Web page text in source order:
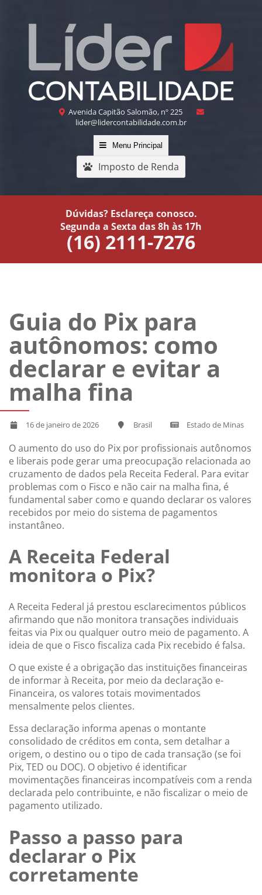
Avenida Capitão Salomão, nº 225
lider@lidercontabilidade.com.br
Menu Principal
Imposto de Renda
Dúvidas? Esclareça conosco.
Segunda a Sexta das 8h às 17h
(16) 2111-7276
Guia do Pix para
autônomos: como
declarar e evitar a
malha fina
16 de janeiro de 2026 Brasil Estado de Minas
O aumento do uso do Pix por profissionais autônomos
e liberais pode gerar uma preocupação relacionada ao
cruzamento de dados pela Receita Federal. Para evitar
problemas com o Fisco e não cair na malha fina, é
fundamental saber como e quando declarar os valores
recebidos por meio do sistema de pagamentos
instantâneo.
A Receita Federal
monitora o Pix?
A Receita Federal já prestou esclarecimentos públicos
afirmando que não monitora transações individuais
feitas via Pix ou qualquer outro meio de pagamento. A
ideia de que o Fisco fiscaliza cada Pix recebido é falsa.
O que existe é a obrigação das instituições financeiras
de informar à Receita, por meio da declaração e-
Financeira, os valores totais movimentados
mensalmente pelos clientes.
Essa declaração informa apenas o montante
consolidado de créditos em conta, sem detalhar a
origem, o destino ou o tipo de cada transação (se foi
Pix, TED ou DOC). O objetivo é identificar
movimentações financeiras incompatíveis com a renda
declarada pelo contribuinte, e não fiscalizar o meio de
pagamento utilizado.
Passo a passo para
declarar o Pix
corretamente